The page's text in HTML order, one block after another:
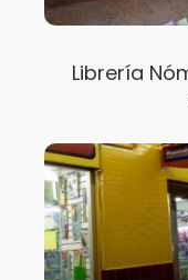
Librería